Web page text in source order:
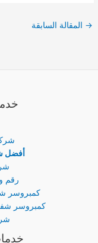
→ المقالة السابقة
أفضل
رقم
كمبروسر
كمبروسر